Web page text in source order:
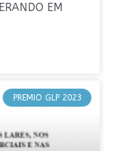
EM
PREMIO GLP 2023